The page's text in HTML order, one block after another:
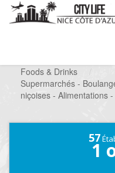
Foods & Drinks
/
Supermarchés -
niçoises - Alimentations
57
1